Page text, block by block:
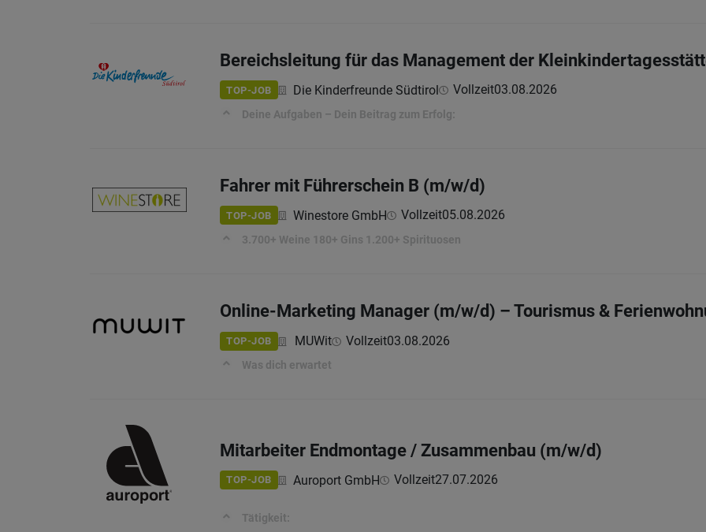
Bereichsleitung für das Management der
TOP-JOB Die Kinderfreunde Südtirol Vollzeit03.08.2026
Deine Aufgaben – Dein Beitrag zum Erfolg:
Fahrer mit Führerschein B (m/w/d)
TOP-JOB Winestore GmbH Vollzeit05.08.2026
3.700+ Weine 180+ Gins 1.200+ Spirituosen
Online-Marketing Manager (m/w/d) – Tourismus &
TOP-JOB MUWit Vollzeit03.08.2026
Was dich erwartet
Mitarbeiter Endmontage / Zusammenbau (m/w/d)
TOP-JOB Auroport GmbH Vollzeit27.07.2026
Tätigkeit: